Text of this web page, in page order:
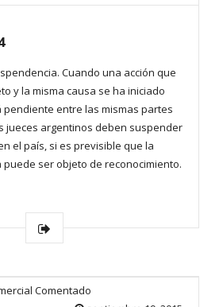
Cuando una acción que
y la misma causa se ha iniciado
entre las mismas partes
jueces argentinos deben suspender
el país, si es previsible que la
ser objeto de reconocimiento.
Comentado